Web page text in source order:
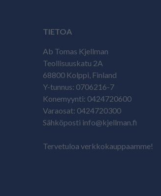
TIETOA
Ab Tomas Kjellman
Teollisuuskatu 2A
68800 Kolppi, Finland
Y-tunnus: 0706216-7
Konemyynti: 0424720600
Varaosat: 0424720300
Sähköposti info@kjellman.fi
Tervetuloa verkkokauppaamme!